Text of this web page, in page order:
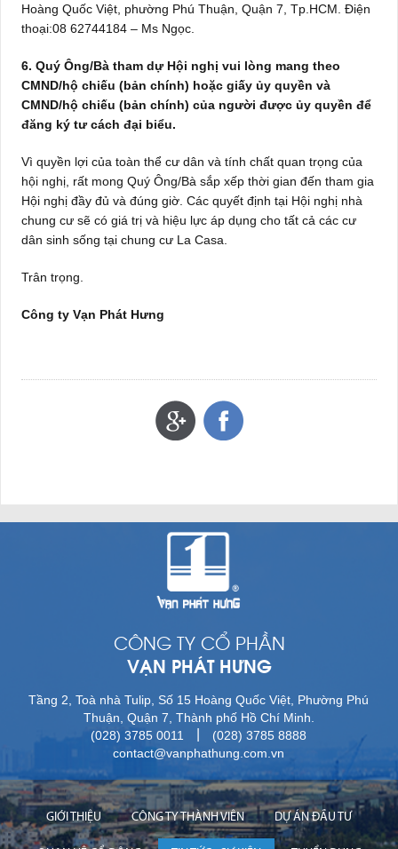
Hoàng Quốc Việt, phường Phú Thuận, Quận 7, Tp.HCM. Điện
thoại:08 62744184 – Ms Ngọc.
6. Quý Ông/Bà tham dự Hội nghị vui lòng mang theo
CMND/hộ chiếu (bản chính) hoặc giấy ủy quyền và
CMND/hộ chiếu (bản chính) của người được ủy quyền để
đăng ký tư cách đại biểu.
Vì quyền lợi của toàn thể cư dân và tính chất quan trọng của
hội nghị, rất mong Quý Ông/Bà sắp xếp thời gian đến tham gia
Hội nghị đầy đủ và đúng giờ. Các quyết định tại Hội nghị nhà
chung cư sẽ có giá trị và hiệu lực áp dụng cho tất cả các cư
dân sinh sống tại chung cư La Casa.
Trân trọng.
Công ty Vạn Phát Hưng
CÔNG TY CỔ PHẦN
VẠN PHÁT HƯNG
Tầng 2, Toà nhà Tulip, Số 15 Hoàng Quốc Việt, Phường Phú
Thuận, Quận 7, Thành phố Hồ Chí Minh.
(028) 3785 0011
(028) 3785 8888
contact@vanphathung.com.vn
GIỚI THIỆU CÔNG TY THÀNH VIÊN DỰ ÁN ĐẦU TƯ